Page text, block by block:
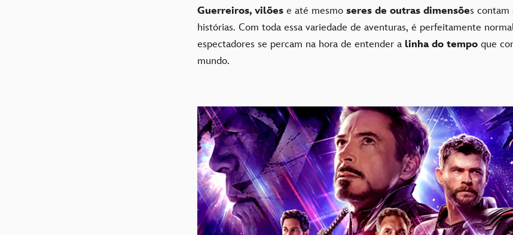
Guerreiros, vilões e até mesmo seres de outras dimensões contam
histórias. Com toda essa variedade de aventuras, é perfeitamente
espectadores se percam na hora de entender a linha do tempo que
mundo.